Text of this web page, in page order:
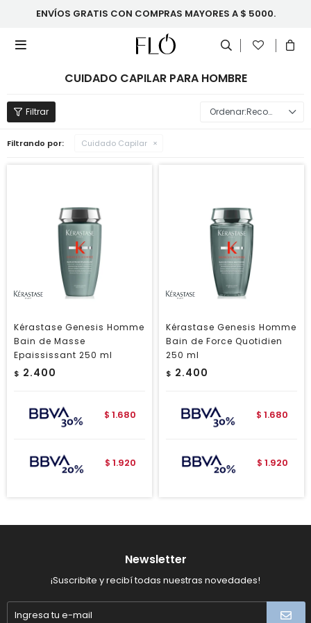
ENVÍOS GRATIS CON COMPRAS MAYORES A $ 5000.

CUIDADO CAPILAR PARA HOMBRE
Recomendados
Filtrando por: Cuidado Capilar
Kérastase Genesis Homme
Bain de Masse
Epaississant 250 ml
$ 2.400
$ 1.680
$ 1.920
Kérastase Genesis Homme
Bain de Force Quotidien
250 ml
$ 2.400
$ 1.680
$ 1.920
Newsletter
¡Suscribite y recibí todas nuestras novedades!